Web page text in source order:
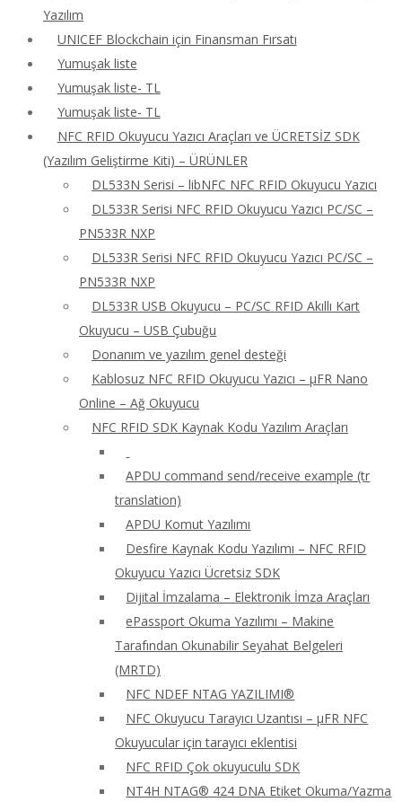
Yazılım
UNICEF Blockchain için Finansman Fırsatı
Yumuşak liste
Yumuşak liste- TL
Yumuşak liste- TL
NFC RFID Okuyucu Yazıcı Araçları ve ÜCRETSİZ SDK
(Yazılım Geliştirme Kiti) – ÜRÜNLER
DL533N Serisi – libNFC NFC RFID Okuyucu Yazıcı
DL533R Serisi NFC RFID Okuyucu Yazıcı PC/SC –
PN533R NXP
DL533R Serisi NFC RFID Okuyucu Yazıcı PC/SC –
PN533R NXP
DL533R USB Okuyucu – PC/SC RFID Akıllı Kart
Okuyucu – USB Çubuğu
Donanım ve yazılım genel desteği
Kablosuz NFC RFID Okuyucu Yazıcı – μFR Nano
Online – Ağ Okuyucu
NFC RFID SDK Kaynak Kodu Yazılım Araçları
APDU command send/receive example (tr
translation)
APDU Komut Yazılımı
Desfire Kaynak Kodu Yazılımı – NFC RFID
Okuyucu Yazıcı Ücretsiz SDK
Dijital İmzalama – Elektronik İmza Araçları
ePassport Okuma Yazılımı – Makine
Tarafından Okunabilir Seyahat Belgeleri
(MRTD)
NFC NDEF NTAG YAZILIMI®
NFC Okuyucu Tarayıcı Uzantısı – μFR NFC
Okuyucular için tarayıcı eklentisi
NFC RFID Çok okuyuculu SDK
NT4H NTAG® 424 DNA Etiket Okuma/Yazma